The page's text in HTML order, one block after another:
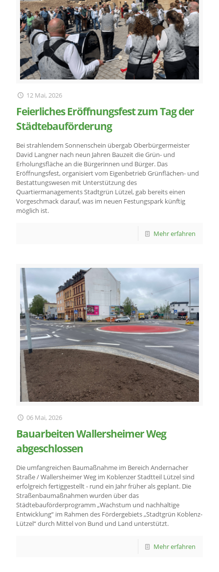
12 Mai, 2026
Feierliches Eröffnungsfest zum Tag der
Städtebauförderung
Bei strahlendem Sonnenschein übergab Oberbürgermeister
David Langner nach neun Jahren Bauzeit die Grün- und
Erholungsfläche an die Bürgerinnen und Bürger. Das
Eröffnungsfest, organisiert vom Eigenbetrieb Grünflächen- und
Bestattungswesen mit Unterstützung des
Quartiermanagements Stadtgrün Lützel, gab bereits einen
Vorgeschmack darauf, was im neuen Festungspark künftig
möglich ist.
Mehr erfahren
06 Mai, 2026
Bauarbeiten Wallersheimer Weg
abgeschlossen
Die umfangreichen Baumaßnahme im Bereich Andernacher
Straße / Wallersheimer Weg im Koblenzer Stadtteil Lützel sind
erfolgreich fertiggestellt - rund ein Jahr früher als geplant. Die
Straßenbaumaßnahmen wurden über das
Städtebauförderprogramm „Wachstum und nachhaltige
Entwicklung“ im Rahmen des Fördergebiets „Stadtgrün Koblenz-
Lützel“ durch Mittel von Bund und Land unterstützt.
Mehr erfahren